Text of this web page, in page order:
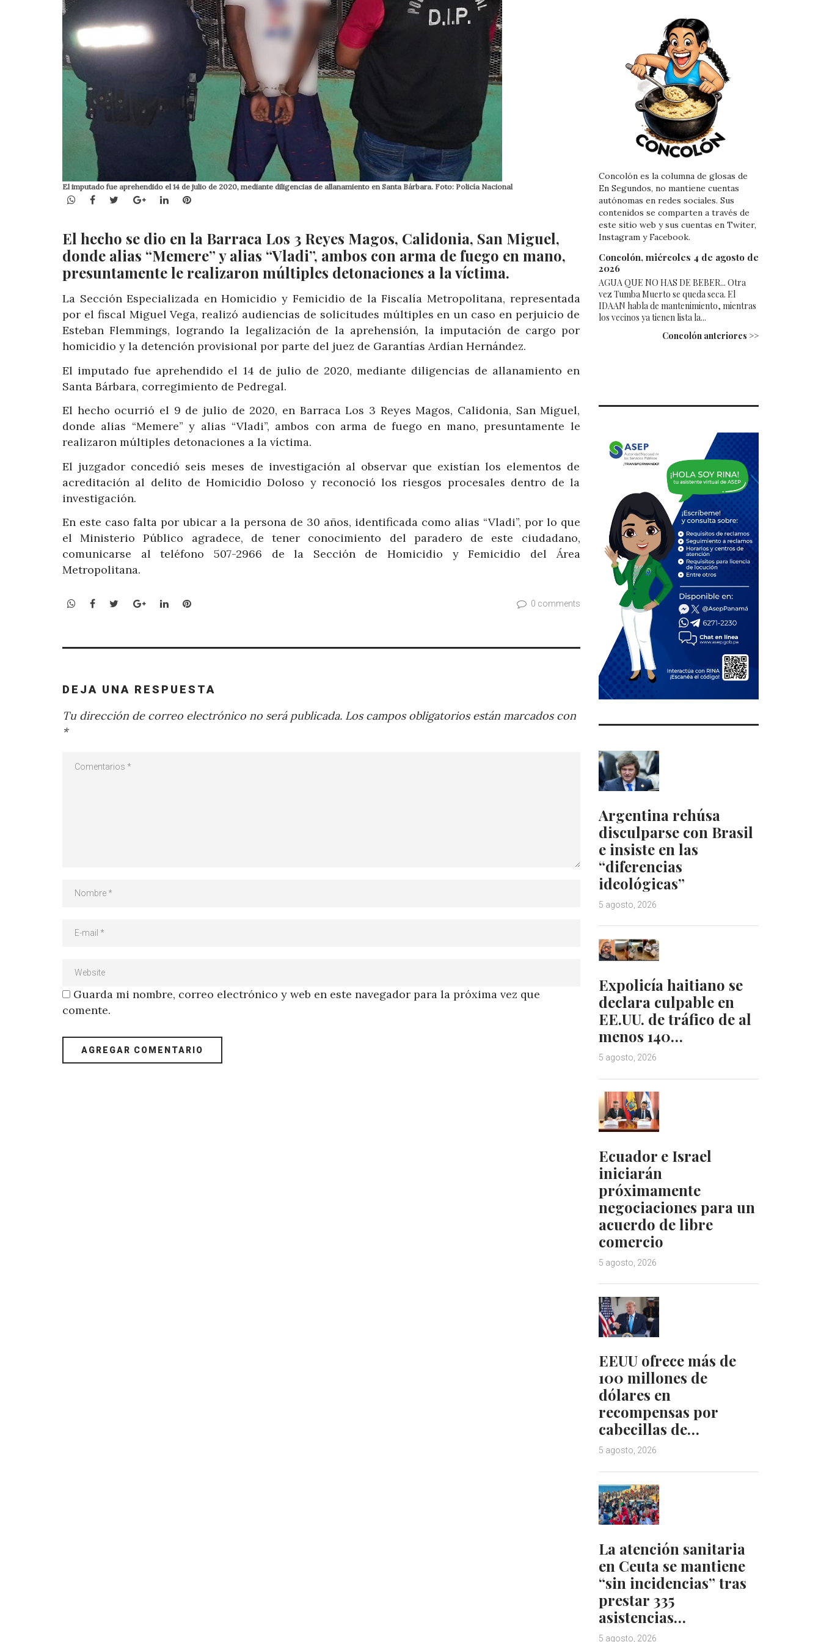
El imputado fue aprehendido el 14 de julio de 2020, mediante diligencias de allanamiento en Santa Bárbara. Foto: Policía Nacional
WhatsApp
Facebook
TwitterGoogle+LinkedInPinterest
El hecho se dio en la Barraca Los 3 Reyes Magos, Calidonia, San Miguel,
donde alias “Memere” y alias “Vladi”, ambos con arma de fuego en mano,
presuntamente le realizaron múltiples detonaciones a la víctima.
La Sección Especializada en Homicidio y Femicidio de la Fiscalía Metropolitana, representada
por el fiscal Miguel Vega, realizó audiencias de solicitudes múltiples en un caso en perjuicio de
Esteban Flemmings, logrando la legalización de la aprehensión, la imputación de cargo por
homicidio y la detención provisional por parte del juez de Garantías Ardían Hernández.
El imputado fue aprehendido el 14 de julio de 2020, mediante diligencias de allanamiento en
Santa Bárbara, corregimiento de Pedregal.
El hecho ocurrió el 9 de julio de 2020, en Barraca Los 3 Reyes Magos, Calidonia, San Miguel,
donde alias “Memere” y alias “Vladi”, ambos con arma de fuego en mano, presuntamente le
realizaron múltiples detonaciones a la víctima.
El juzgador concedió seis meses de investigación al observar que existían los elementos de
acreditación al delito de Homicidio Doloso y reconoció los riesgos procesales dentro de la
investigación.
En este caso falta por ubicar a la persona de 30 años, identificada como alias “Vladi”, por lo que
el Ministerio Público agradece, de tener conocimiento del paradero de este ciudadano,
comunicarse al teléfono 507-2966 de la Sección de Homicidio y Femicidio del Área
Metropolitana.
WhatsApp
Facebook
TwitterGoogle+LinkedInPinterest 0 comments
DEJA UNA RESPUESTA
Tu dirección de correo electrónico no será publicada. Los campos obligatorios están marcados con
*
Guarda mi nombre, correo electrónico y web en este navegador para la próxima vez que
comente.
Concolón es la columna de glosas de
En Segundos, no mantiene cuentas
autónomas en redes sociales. Sus
contenidos se comparten a través de
este sitio web y sus cuentas en Twiter,
Instagram y Facebook.
Concolón, miércoles 4 de agosto de
2026
AGUA QUE NO HAS DE BEBER... Otra
vez Tumba Muerto se queda seca. El
IDAAN habla de mantenimiento, mientras
los vecinos ya tienen lista la...
Concolón anteriores >>
Argentina rehúsa
disculparse con Brasil
e insiste en las
“diferencias
ideológicas”
5 agosto, 2026
Expolicía haitiano se
declara culpable en
EE.UU. de tráfico de al
menos 140…
5 agosto, 2026
Ecuador e Israel
iniciarán
próximamente
negociaciones para un
acuerdo de libre
comercio
5 agosto, 2026
EEUU ofrece más de
100 millones de
dólares en
recompensas por
cabecillas de…
5 agosto, 2026
La atención sanitaria
en Ceuta se mantiene
“sin incidencias” tras
prestar 335
asistencias…
5 agosto, 2026